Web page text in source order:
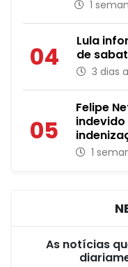
1
04
Lula
de
3 dias
05
Felipe
1
As notícias